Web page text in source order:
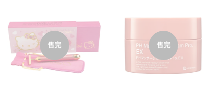
售完 售完